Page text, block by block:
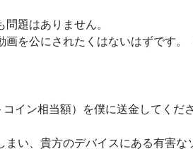
題はありません。
を公にされたくはないはずです
イン相当額）を僕に送金してく
い、貴方のデバイスにある有害